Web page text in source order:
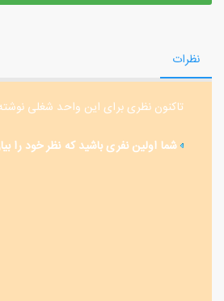
نظرات
تاکنون نظری برای این واحد شغلی
شما اولین نفری باشید که نظر خود را